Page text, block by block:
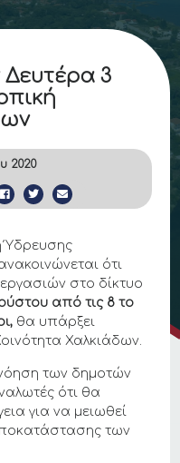
Δευτέρα 3
2020
Ύδρευσης
ότι
στο δίκτυο
από τις 8 το
θα υπάρξει
Χαλκιάδων.
των δημοτών
ότι θα
για να μειωθεί
των